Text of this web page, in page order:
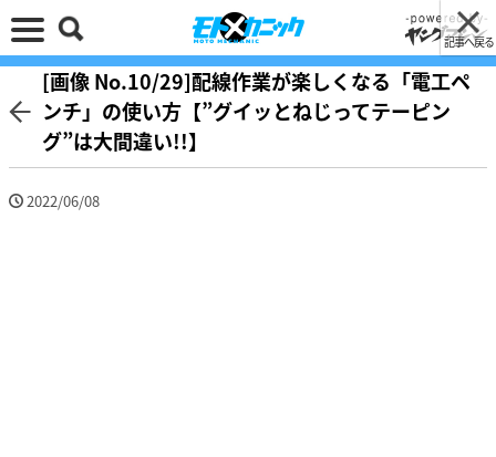
記事へ戻る
[画像 No.10/29]配線作業が楽しくなる「電工ペ
ンチ」の使い方【”グイッとねじってテーピン
グ”は大間違い!!】
2022/06/08